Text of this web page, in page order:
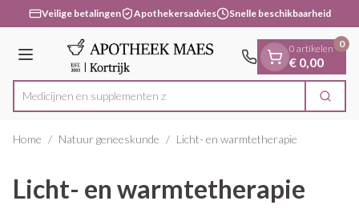
Ga naar de inhoud
1 van 1Veilige betalingen Apothekersadvies Snelle beschikbaarheid
Menu
Product, merk, categorie...
Medicijnen Zoek
0 artikelen
€ 0,00
0
Home / Natuur geneeskunde / Licht- en warmtetherapie
Licht- en warmtetherapie